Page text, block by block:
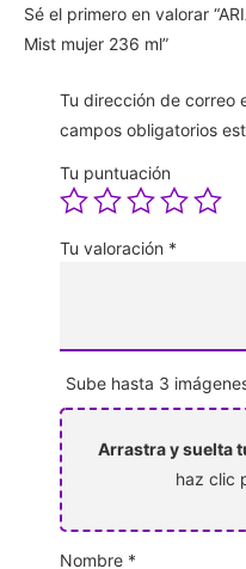
Sé el primero en valorar
Mist mujer 236 ml”
Tu dirección de correo
campos obligatorios
Tu puntuación
Tu valoración *
Sube hasta 3
Arrastra y suelta
haz clic
Nombre *